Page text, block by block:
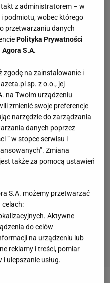
z administratorem – w
podmiotu, wobec którego
przetwarzaniu danych
Polityka Prywatności
S.A.
zgodę na zainstalowanie i
sp. z o.o., jej
na Twoim urządzeniu
zmienić swoje preferencje
narzędzie do zarządzania
danych poprzez
” w stopce serwisu i
Zmiana
także za pomocą ustawień
S.A. możemy przetwarzać
Aktywne
do celów
na urządzeniu lub
reklamy i treści, pomiar
ulepszanie usług.